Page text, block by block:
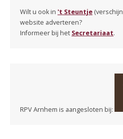
Wilt u ook in 't Steuntje
website adverteren?
Informeer bij het Secretariaat.
RPV Arnhem is aangesloten bij: